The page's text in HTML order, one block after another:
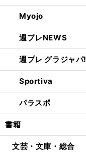
Myojo
週プレNEWS
週プレ グラジャパ!
Sportiva
パラスポ
書籍
文芸・文庫・総合